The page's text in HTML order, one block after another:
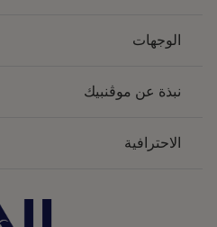
الوجهات
نبذة عن موڤنبيك
الاحترافية